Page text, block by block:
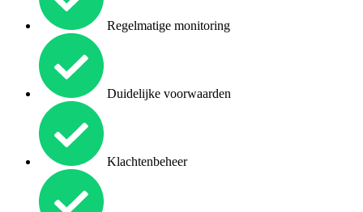
Regelmatige monitoring
Duidelijke voorwaarden
Klachtenbeheer